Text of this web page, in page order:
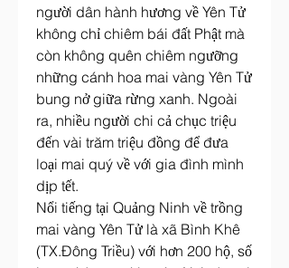
người dân hành hương về Yên Tử
không chỉ chiêm bái đất Phật mà
còn không quên chiêm ngưỡng
những cánh hoa mai vàng Yên Tử
bung nở giữa rừng xanh. Ngoài
ra, nhiều người chi cả chục triệu
đến vài trăm triệu đồng để đưa
loại mai quý về với gia đình mình
dịp tết.
Nổi tiếng tại Quảng Ninh về trồng
mai vàng Yên Tử là xã Bình Khê
(TX.Đông Triều) với hơn 200 hộ, số